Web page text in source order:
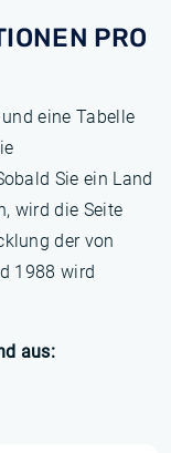
PRO
eine Tabelle
Sie ein Land
wird die Seite
der von
1988 wird
aus: